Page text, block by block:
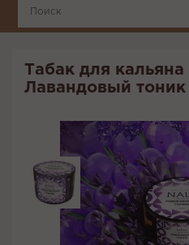
Табак для
Лавандовый тоник